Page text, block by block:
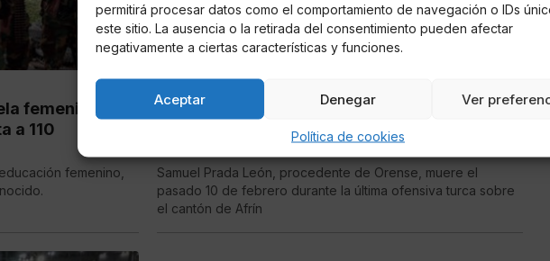
permitirá procesar datos como el comportamiento de navegación o IDs
este sitio. La ausencia o la retirada del consentimiento pueden afectar
negativamente a ciertas características y funciones.
Aceptar Denegar Ver
Política de cookies
femenina de
a 110
femenino,
D Martínez Rodríguez
Matan a un español perteneciente a la
resistencia kurda en Siria
Samuel Prada León, procedente de Orense, muere el
pasado 10 de febrero durante la última ofensiva turca sobre
el cantón de Afrín